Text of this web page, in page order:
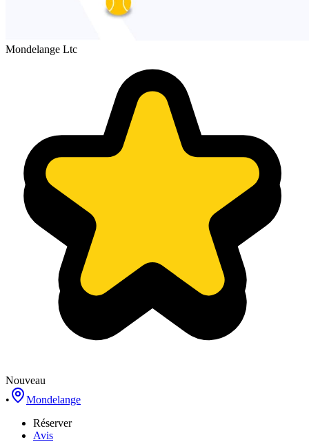
Mondelange Ltc
Nouveau
•
Mondelange
Réserver
Avis